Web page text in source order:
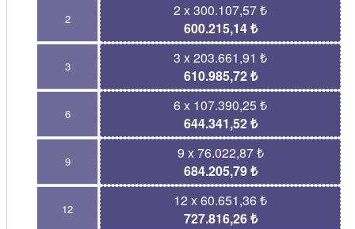
2
2 x 300.107,57 ₺
600.215,14 ₺
3
3 x 203.661,91 ₺
610.985,72 ₺
6
6 x 107.390,25 ₺
644.341,52 ₺
9
9 x 76.022,87 ₺
684.205,79 ₺
12
12 x 60.651,36 ₺
727.816,26 ₺